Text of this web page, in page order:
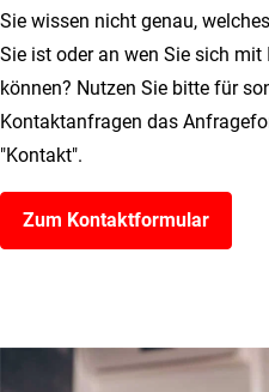
Sie wissen nicht genau,
Sie ist oder an wen Sie sich mit
können? Nutzen Sie bitte für
Kontaktanfragen das
"Kontakt".
Zum Kontaktformular